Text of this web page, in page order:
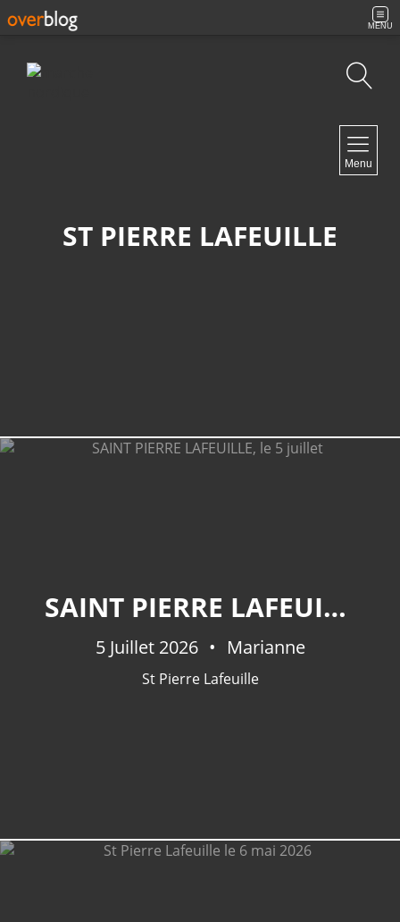
MENU
Menu
ST PIERRE LAFEUILLE
SAINT PIERRE LAFEUILLE, LE 5 JUILLET
5 Juillet 2026 Marianne
St Pierre Lafeuille
Contact
Mercues(41)
Pradines(36)